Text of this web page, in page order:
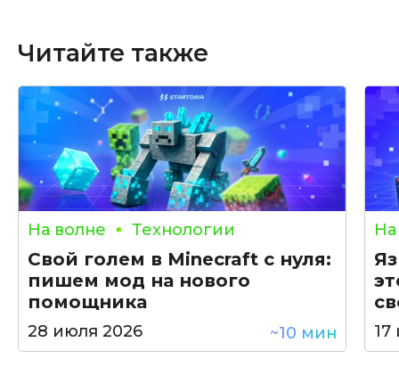
Читайте также
На волне Технологии
Свой голем в Minecraft с нуля:
пишем мод на нового
помощника
28 июля 2026 ~10 мин 17